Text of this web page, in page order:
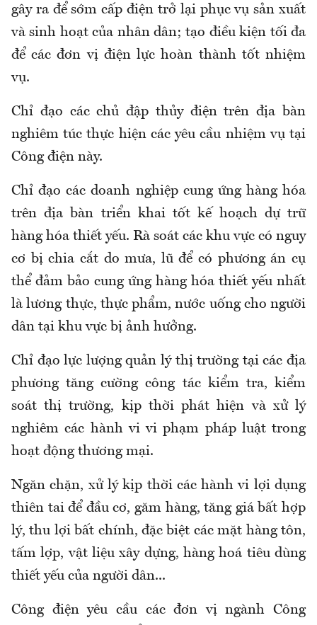
gây ra để sớm cấp điện trở lại phục vụ sản xuất
và sinh hoạt của nhân dân; tạo điều kiện tối đa
để các đơn vị điện lực hoàn thành tốt nhiệm
vụ.
Chỉ đạo các chủ đập thủy điện trên địa bàn
nghiêm túc thực hiện các yêu cầu nhiệm vụ tại
Công điện này.
Chỉ đạo các doanh nghiệp cung ứng hàng hóa
trên địa bàn triển khai tốt kế hoạch dự trữ
hàng hóa thiết yếu. Rà soát các khu vực có nguy
cơ bị chia cắt do mưa, lũ để có phương án cụ
thể đảm bảo cung ứng hàng hóa thiết yếu nhất
là lương thực, thực phẩm, nước uống cho người
dân tại khu vực bị ảnh hưởng.
Chỉ đạo lực lượng quản lý thị trường tại các địa
phương tăng cường công tác kiểm tra, kiểm
soát thị trường, kịp thời phát hiện và xử lý
nghiêm các hành vi vi phạm pháp luật trong
hoạt động thương mại.
Ngăn chặn, xử lý kịp thời các hành vi lợi dụng
thiên tai để đầu cơ, găm hàng, tăng giá bất hợp
lý, thu lợi bất chính, đặc biệt các mặt hàng tôn,
tấm lợp, vật liệu xây dựng, hàng hoá tiêu dùng
thiết yếu của người dân...
Công điện yêu cầu các đơn vị ngành Công